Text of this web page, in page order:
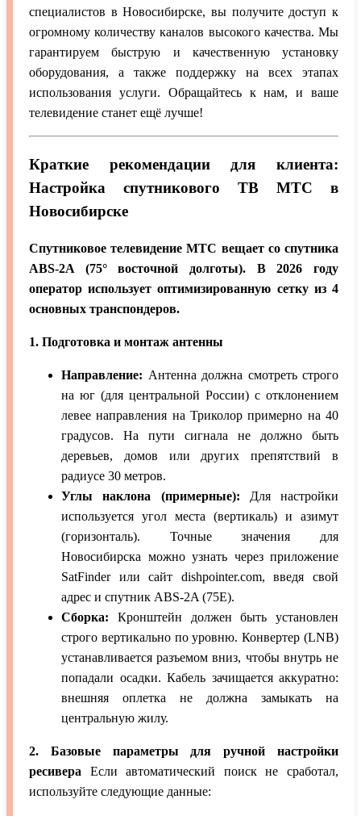
специалистов в Новосибирске, вы получите доступ к
огромному количеству каналов высокого качества. Мы
гарантируем быструю и качественную установку
оборудования, а также поддержку на всех этапах
использования услуги. Обращайтесь к нам, и ваше
телевидение станет ещё лучше!
Краткие рекомендации для клиента:
Настройка спутникового ТВ МТС в
Новосибирске
Спутниковое телевидение МТС вещает со спутника
ABS-2A (75° восточной долготы). В 2026 году
оператор использует оптимизированную сетку из 4
основных транспондеров.
1. Подготовка и монтаж антенны
Направление: Антенна должна смотреть строго
на юг (для центральной России) с отклонением
левее направления на Триколор примерно на 40
градусов. На пути сигнала не должно быть
деревьев, домов или других препятствий в
радиусе 30 метров.
Углы наклона (примерные): Для настройки
используется угол места (вертикаль) и азимут
(горизонталь). Точные значения для
Новосибирска можно узнать через приложение
SatFinder или сайт dishpointer.com, введя свой
адрес и спутник ABS-2A (75E).
Сборка: Кронштейн должен быть установлен
строго вертикально по уровню. Конвертер (LNB)
устанавливается разъемом вниз, чтобы внутрь не
попадали осадки. Кабель зачищается аккуратно:
внешняя оплетка не должна замыкать на
центральную жилу.
2. Базовые параметры для ручной настройки
ресивера Если автоматический поиск не сработал,
используйте следующие данные: